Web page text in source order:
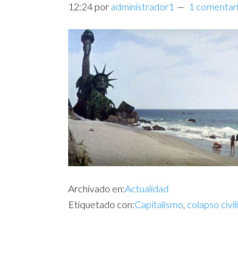
12:24 por administrador1 1
Archivado en:Actualidad
Etiquetado con:Capitalismo, colapso